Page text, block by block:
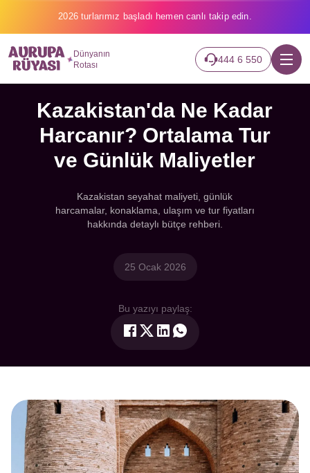
2026 turlarımız başladı hemen canlı takip edin.
Dünyanın
Rotası
444 6 550
Kazakistan'da Ne Kadar
Harcanır? Ortalama Tur
ve Günlük Maliyetler
Kazakistan seyahat maliyeti, günlük
harcamalar, konaklama, ulaşım ve tur fiyatları
hakkında detaylı bütçe rehberi.
25 Ocak 2026
Bu yazıyı paylaş: